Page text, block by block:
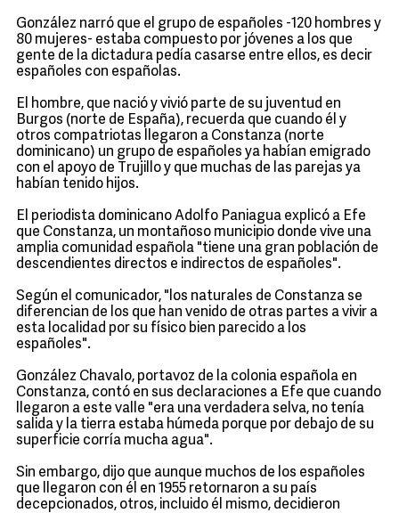
González narró que el grupo de españoles -120 hombres y
80 mujeres- estaba compuesto por jóvenes a los que
gente de la dictadura pedía casarse entre ellos, es decir
españoles con españolas.
El hombre, que nació y vivió parte de su juventud en
Burgos (norte de España), recuerda que cuando él y
otros compatriotas llegaron a Constanza (norte
dominicano) un grupo de españoles ya habían emigrado
con el apoyo de Trujillo y que muchas de las parejas ya
habían tenido hijos.
El periodista dominicano Adolfo Paniagua explicó a Efe
que Constanza, un montañoso municipio donde vive una
amplia comunidad española "tiene una gran población de
descendientes directos e indirectos de españoles".
Según el comunicador, "los naturales de Constanza se
diferencian de los que han venido de otras partes a vivir a
esta localidad por su físico bien parecido a los
españoles".
González Chavalo, portavoz de la colonia española en
Constanza, contó en sus declaraciones a Efe que cuando
llegaron a este valle "era una verdadera selva, no tenía
salida y la tierra estaba húmeda porque por debajo de su
superficie corría mucha agua".
Sin embargo, dijo que aunque muchos de los españoles
que llegaron con él en 1955 retornaron a su país
decepcionados, otros, incluido él mismo, decidieron